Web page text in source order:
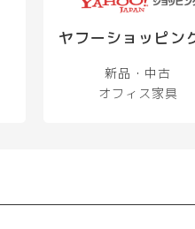
ヤフーショッピン
新品・中古
オフィス家具